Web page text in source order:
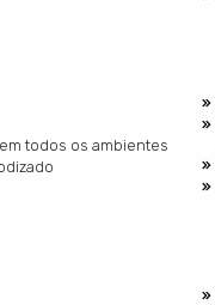
todos os ambientes